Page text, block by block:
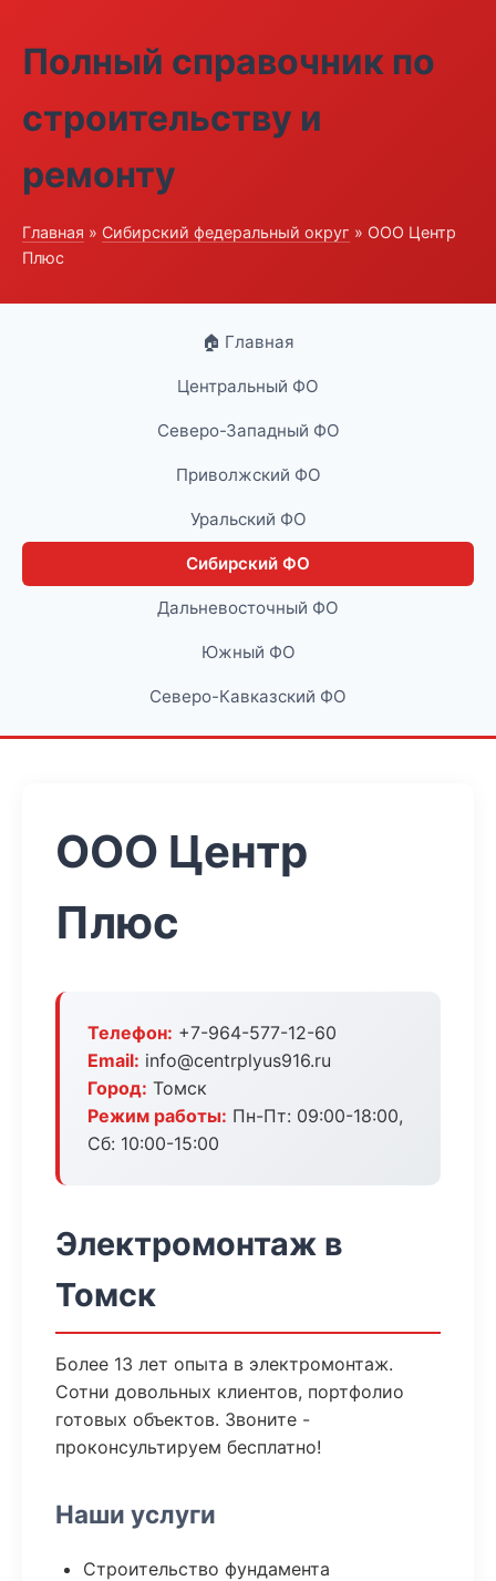
Полный справочник по
строительству и
ремонту
Главная » Сибирский федеральный округ » ООО Центр
Плюс
🏠 Главная
Центральный ФО
Северо-Западный ФО
Приволжский ФО
Уральский ФО
Сибирский ФО
Дальневосточный ФО
Южный ФО
Северо-Кавказский ФО
ООО Центр
Плюс
Телефон: +7-964-577-12-60
Email: info@centrplyus916.ru
Город: Томск
Режим работы: Пн-Пт: 09:00-18:00,
Сб: 10:00-15:00
Электромонтаж в
Томск
Более 13 лет опыта в электромонтаж.
Сотни довольных клиентов, портфолио
готовых объектов. Звоните -
проконсультируем бесплатно!
Наши услуги
Строительство фундамента